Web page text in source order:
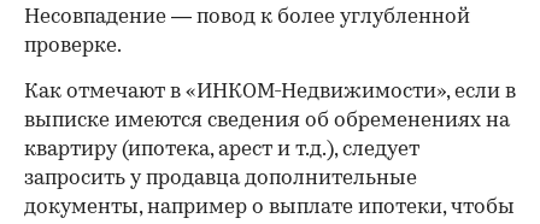
Несовпадение — повод к более углубленной
проверке.
Как отмечают в «ИНКОМ-Недвижимости», если в
выписке имеются сведения об обременениях на
квартиру (ипотека, арест и т.д.), следует
запросить у продавца дополнительные
документы, например о выплате ипотеки, чтобы